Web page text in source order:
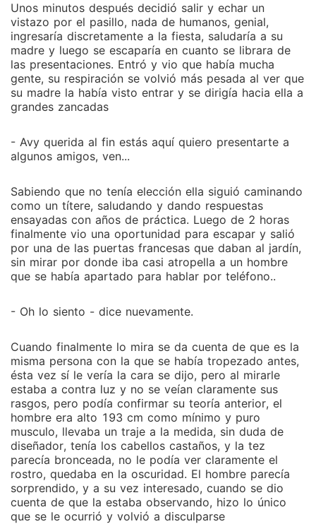
Unos minutos después decidió salir y echar un
vistazo por el pasillo, nada de humanos, genial,
ingresaría discretamente a la fiesta, saludaría a su
madre y luego se escaparía en cuanto se librara de
las presentaciones. Entró y vio que había mucha
gente, su respiración se volvió más pesada al ver que
su madre la había visto entrar y se dirigía hacia ella a
grandes zancadas
- Avy querida al fin estás aquí quiero presentarte a
algunos amigos, ven...
Sabiendo que no tenía elección ella siguió caminando
como un títere, saludando y dando respuestas
ensayadas con años de práctica. Luego de 2 horas
finalmente vio una oportunidad para escapar y salió
por una de las puertas francesas que daban al jardín,
sin mirar por donde iba casi atropella a un hombre
que se había apartado para hablar por teléfono..
- Oh lo siento - dice nuevamente.
Cuando finalmente lo mira se da cuenta de que es la
misma persona con la que se había tropezado antes,
ésta vez sí le vería la cara se dijo, pero al mirarle
estaba a contra luz y no se veían claramente sus
rasgos, pero podía confirmar su teoría anterior, el
hombre era alto 193 cm como mínimo y puro
musculo, llevaba un traje a la medida, sin duda de
diseñador, tenía los cabellos castaños, y la tez
parecía bronceada, no le podía ver claramente el
rostro, quedaba en la oscuridad. El hombre parecía
sorprendido, y a su vez interesado, cuando se dio
cuenta de que la estaba observando, hizo lo único
que se le ocurrió y volvió a disculparse